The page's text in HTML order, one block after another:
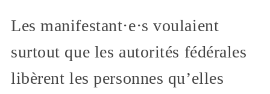
Les manifestant·e·s voulaient
surtout que les autorités fédérales
libèrent les personnes qu’elles